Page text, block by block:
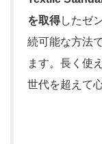
を取得したゼ
続可能な方法
ます。長く使
世代を超えて